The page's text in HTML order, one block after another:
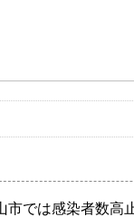
では感染者数高